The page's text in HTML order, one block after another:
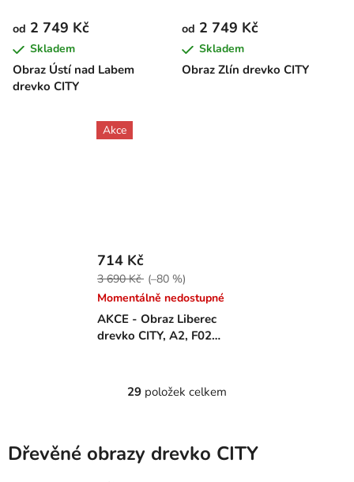
Obraz Ústí nad Labem
drevko CITY
od 2 749 Kč
Skladem
Obraz Zlín drevko CITY
od 2 749 Kč
Skladem
Akce
AKCE - Obraz Liberec
drevko CITY, A2, F02
714 Kč
3 690 Kč (–80 %)
Momentálně nedostupné
O
á
29 položek celkem
Dřevěné obrazy drevko CITY